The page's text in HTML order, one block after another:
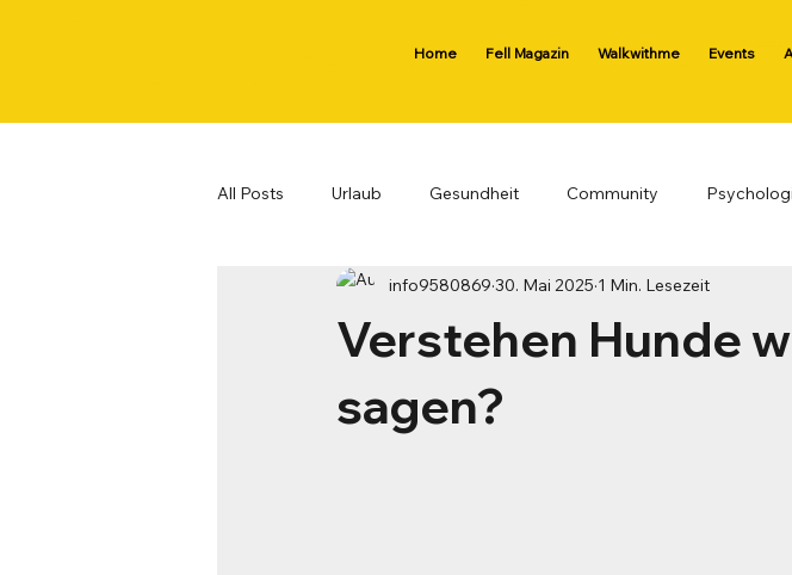
All Posts Urlaub Gesundheit Community
Ernährung NEWS Tipps & Tricks
Verstehen Hunde
sagen?
info9580869 30. Mai 2025 1 Min. Lesezeit
Home Fell Magazin Walkwithme Events